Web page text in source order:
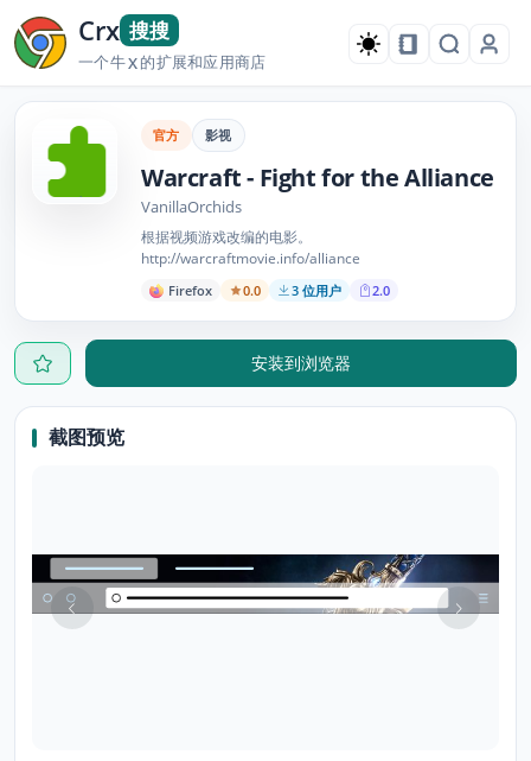
Crx 搜搜
一个牛X的扩展和应用商店
官方 影视
Warcraft - Fight for the Alliance
VanillaOrchids
根据视频游戏改编的电影。
http://warcraftmovie.info/alliance
Firefox 0.0 3 位用户 2.0
安装到浏览器
截图预览